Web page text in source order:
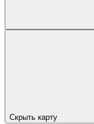
Скрыть карту